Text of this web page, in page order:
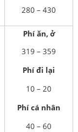
280 – 430
Phí ăn, ở
319 – 359
Phí đi lại
10 – 20
Phí cá nhân
40 – 60